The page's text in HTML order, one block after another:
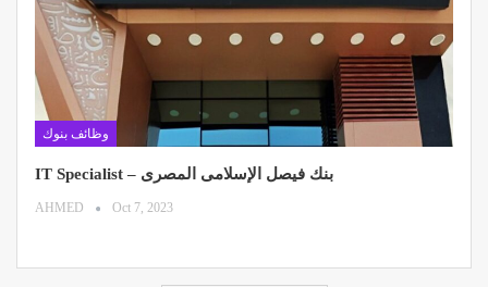
وظائف بنوك
IT Specialist – بنك فيصل الإسلامى المصرى
AHMED Oct 7, 2023